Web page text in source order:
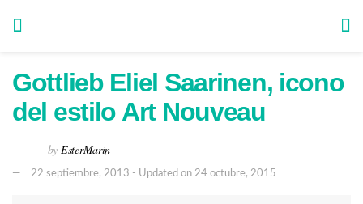
Gottlieb Eliel Saarinen, icono
del estilo Art Nouveau
by EsterMarin
22 septiembre, 2013 - Updated on 24 octubre, 2015